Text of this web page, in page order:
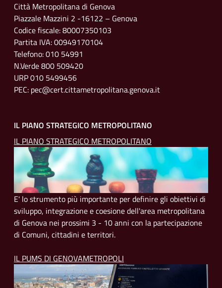
Città Metropolitana di Genova
Piazzale Mazzini 2 -16122 – Genova
Codice fiscale: 80007350103
Partita IVA: 00949170104
Telefono: 010 54991
N.Verde 800 509420
URP 010 5499456
PEC: pec@cert.cittametropolitana.genova.it
IL PIANO STRATEGICO METROPOLITANO
IL PIANO STRATEGICO METROPOLITANO
E' lo strumento più importante per definire gli obiettivi di
sviluppo, integrazione e coesione dell'area metropolitana
di Genova nei prossimi 3 - 10 anni con la partecipazione
di Comuni, cittadini e territori.
IL PUMS DI GENOVAMETROPOLI